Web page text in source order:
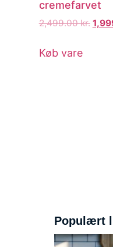
cremefarvet
2,499.00kr.
Køb vare
Populært